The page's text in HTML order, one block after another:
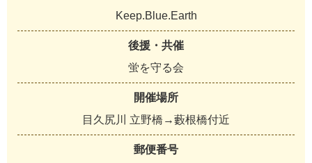
Keep.Blue.Earth
後援・共催
蛍を守る会
開催場所
目久尻川 立野橋→藪根橋付近
郵便番号